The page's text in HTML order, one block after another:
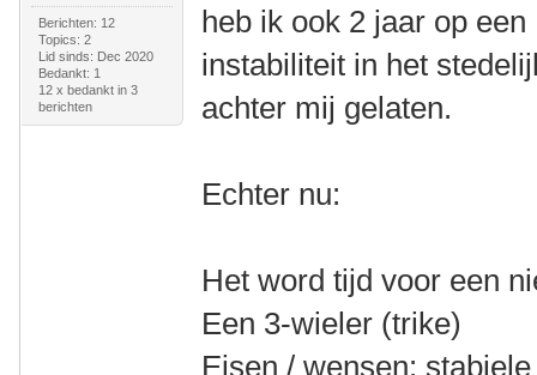
Berichten: 12
Topics: 2
Lid sinds: Dec 2020
Bedankt: 1
12 x bedankt in 3
berichten
heb ik ook 2 jaar op
instabiliteit in het
achter mij gelaten.
Echter nu:
Het word tijd voor een
Een 3-wieler (trike)
Eisen / wensen: